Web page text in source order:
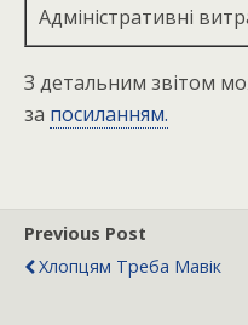
Адміністративні
З детальним звітом
за посиланням.
Previous Post
Хлопцям Треба Мавік